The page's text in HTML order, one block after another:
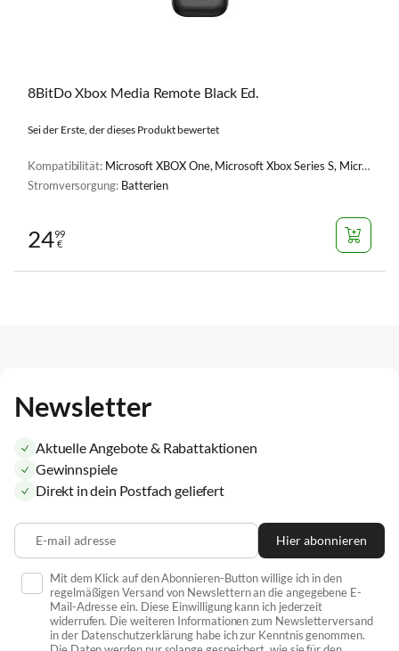
8BitDo Xbox Media Remote Black Ed.
Sei der Erste, der dieses Produkt bewertet
Kompatibilität: Microsoft XBOX One, Microsoft Xbox Series S, Microsoft Xbox Series X
Stromversorgung: Batterien
2499
€
Newsletter
Aktuelle Angebote & Rabattaktionen
Gewinnspiele
Direkt in dein Postfach geliefert
E-mail adresse Hier abonnieren
Mit dem Klick auf den Abonnieren-Button willige ich in den
regelmäßigen Versand von Newslettern an die angegebene E-
Mail-Adresse ein. Diese Einwilligung kann ich jederzeit
widerrufen. Die weiteren Informationen zum Newsletterversand
in der Datenschutzerklärung habe ich zur Kenntnis genommen.